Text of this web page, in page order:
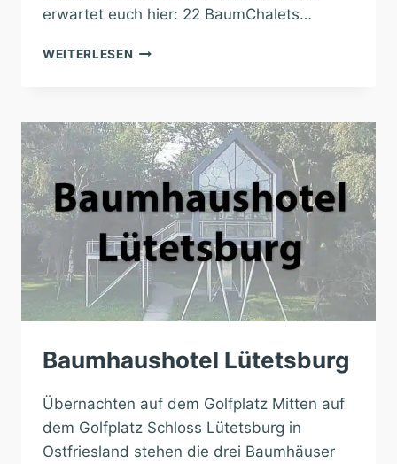
erwartet euch hier: 22 BaumChalets…
WEITERLESEN BAUMHAUSHOTEL
Baumhaushotel Lütetsburg
Übernachten auf dem Golfplatz Mitten auf
dem Golfplatz Schloss Lütetsburg in
Ostfriesland stehen die drei Baumhäuser